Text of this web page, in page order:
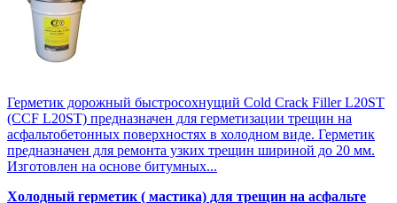
Герметик дорожный быстросохнущий Cold Crack Filler L20SТ
(CCF L20SТ) предназначен для герметизации трещин на
асфальтобетонных поверхностях в холодном виде. Герметик
предназначен для ремонта узких трещин шириной до 20 мм.
Изготовлен на основе битумных...
Холодный герметик ( мастика) для трещин на асфальте